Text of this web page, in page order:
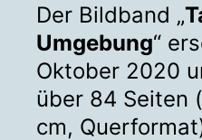
Der Bildband „
Umgebung“
Oktober 2020
über 84 Seiten
cm,